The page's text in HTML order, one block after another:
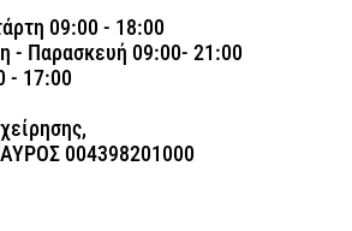
09:00 - 18:00
- Παρασκευή 09:00- 21:00
- 17:00
004398201000